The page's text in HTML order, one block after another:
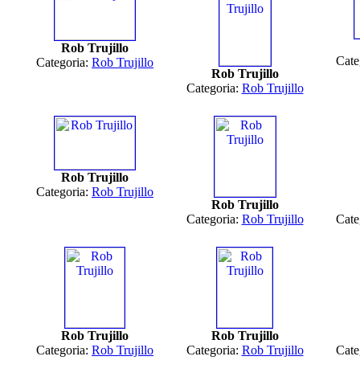
Rob Trujillo
Categoria: Rob Trujillo
Rob Trujillo
Categoria: Rob Trujillo
Rob Trujillo
Categoria: Rob Trujillo
Rob Trujillo
Categoria: Rob Trujillo
Rob Trujillo
Categoria: Rob Trujillo
Rob Trujillo
Categoria: Rob Trujillo